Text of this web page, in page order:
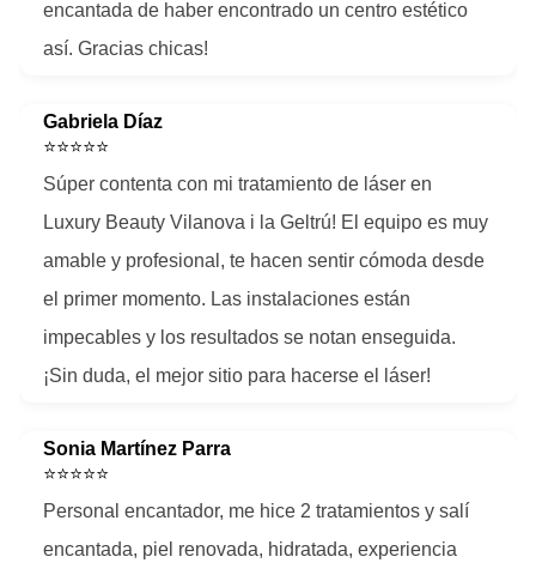
encantada de haber encontrado un centro estético
así. Gracias chicas!
Gabriela Díaz
⭐⭐⭐⭐⭐
Súper contenta con mi tratamiento de láser en
Luxury Beauty Vilanova i la Geltrú! El equipo es muy
amable y profesional, te hacen sentir cómoda desde
el primer momento. Las instalaciones están
impecables y los resultados se notan enseguida.
¡Sin duda, el mejor sitio para hacerse el láser!
Sonia Martínez Parra
⭐⭐⭐⭐⭐
Personal encantador, me hice 2 tratamientos y salí
encantada, piel renovada, hidratada, experiencia